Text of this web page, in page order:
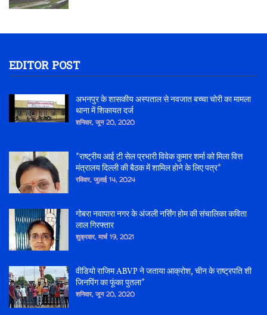
EDITOR POST
अभनपुर के शासकीय अस्पताल से नवजात बच्चा चोरी का मामला
थाना में शिकायत दर्ज
शनिवार, जून 20, 2020
*राष्ट्रीय आई टी सेल प्रभारी विवेक कुमार शर्मा को मिला वित्त
मंत्रालय दिल्ली की बैठक में शामिल होने के लिए पत्र*
रविवार, जुलाई 14, 2024
गोबरा नवापारा नगर के अंजली नर्सिंग होम की संचालिका कविता
लाल गिरफ्तार
शुक्रवार, मार्च 19, 2021
वीडियो राजिम ABVP ने जताया आक्रोश, चीन के राष्ट्रपति शी
जिनपिंग का फूंका पुतला*
शनिवार, जून 20, 2020